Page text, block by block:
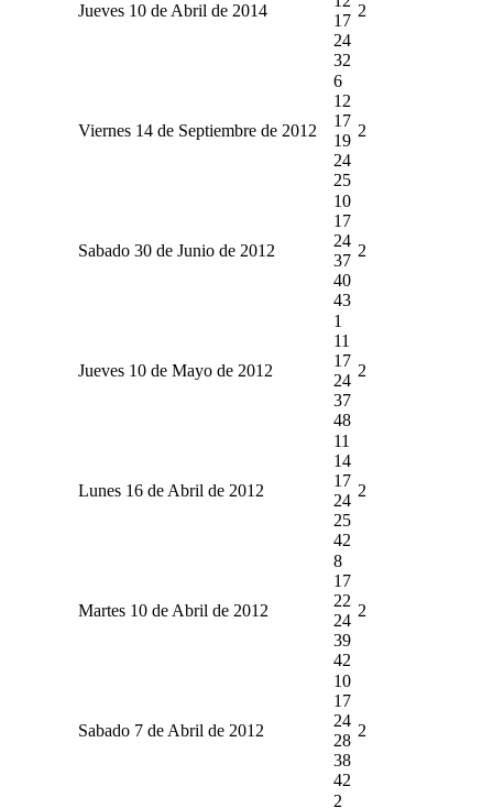
Jueves 10 de Abril de 2014
17
24
32
2
Viernes 14 de Septiembre de 2012
6
12
17
19
24
25
2
Sabado 30 de Junio de 2012
10
17
24
37
40
43
2
Jueves 10 de Mayo de 2012
1
11
17
24
37
48
2
Lunes 16 de Abril de 2012
11
14
17
24
25
42
2
Martes 10 de Abril de 2012
8
17
22
24
39
42
2
Sabado 7 de Abril de 2012
10
17
24
28
38
42
2
2